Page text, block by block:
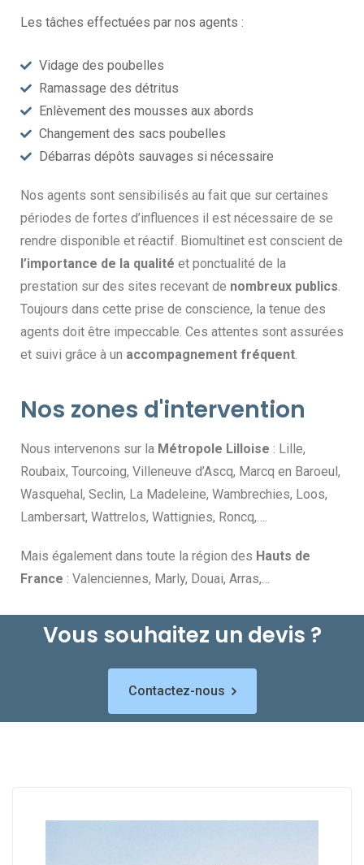
Les tâches effectuées par nos agents :
Vidage des poubelles
Ramassage des détritus
Enlèvement des mousses aux abords
Changement des sacs poubelles
Débarras dépôts sauvages si nécessaire
Nos agents sont sensibilisés au fait que sur certaines
périodes de fortes d’influences il est nécessaire de se
rendre disponible et réactif. Biomultinet est conscient de
l’importance de la qualité et ponctualité de la
prestation sur des sites recevant de nombreux publics.
Toujours dans cette prise de conscience, la tenue des
agents doit être impeccable. Ces attentes sont assurées
et suivi grâce à un accompagnement fréquent.
Nos zones d'intervention
Nous intervenons sur la Métropole Lilloise : Lille,
Roubaix, Tourcoing, Villeneuve d’Ascq, Marcq en Baroeul,
Wasquehal, Seclin, La Madeleine, Wambrechies, Loos,
Lambersart, Wattrelos, Wattignies, Roncq,….
Mais également dans toute la région des Hauts de
France : Valenciennes, Marly, Douai, Arras,…
Vous souhaitez un devis ?
Contactez-nous